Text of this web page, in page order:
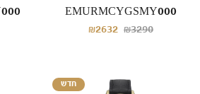
EMURMCYGSMY000
₪2632 ₪3290
חדש